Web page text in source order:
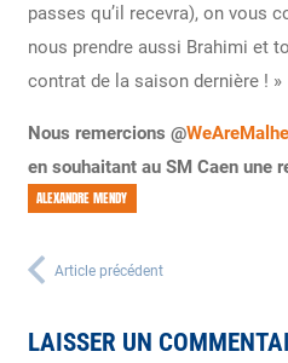
passes qu’il recevra), on vous
nous prendre aussi Brahimi et
contrat de la saison dernière ! »
Nous remercions @
en souhaitant au SM Caen une
ALEXANDRE MENDY
Article précédent
LAISSER UN